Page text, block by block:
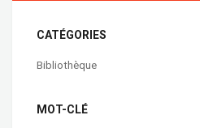
CATÉGORIES
Bibliothèque
MOT-CLÉ